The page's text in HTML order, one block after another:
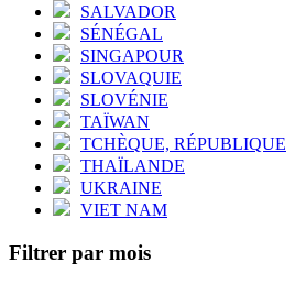
SALVADOR
SÉNÉGAL
SINGAPOUR
SLOVAQUIE
SLOVÉNIE
TAÏWAN
TCHÈQUE, RÉPUBLIQUE
THAÏLANDE
UKRAINE
VIET NAM
Filtrer par mois